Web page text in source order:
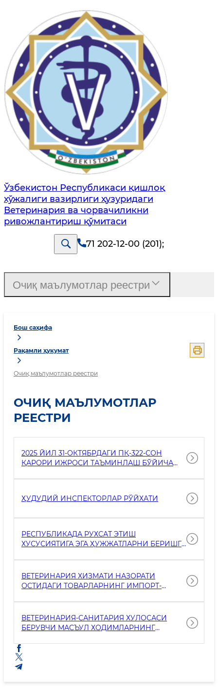
Ўзбекистон Республикаси қишлоқ
хўжалиги вазирлиги ҳузуридаги
Ветеринария ва чорвачиликни
ривожлантириш қўмитаси
71 202-12-00 (201);
Бош саҳифа
Рақамли ҳукумат
Очиқ маълумотлар реестри
ОЧИҚ МАЪЛУМОТЛАР
РЕЕСТРИ
2025 ЙИЛ 31-ОКТЯБРДАГИ ПҚ-322-СОН
ҚАРОРИ ИЖРОСИ ТАЪМИНЛАШ БЎЙИЧА
ҲУДУДИЙ ИНСПЕКТОРЛАР РЎЙХАТИ
РЕСПУБЛИКАДА РУХСАТ ЭТИШ
ХУСУСИЯТИГА ЭГА ҲУЖЖАТЛАРНИ БЕРИШГА
ҚАБУЛ ҚИЛАДИГАН ОРГАНЛАРНИНГ
ҲУДУДЛАР КЕСИМИ БЎЙИЧА МАСЪУЛ
ИНСПЕКТОРЛАР РЎЙХАТИ ТЎҒРИСИДА
МАЪЛУМОТ
ВЕТЕРИНАРИЯ ХИЗМАТИ НАЗОРАТИ
ОСТИДАГИ ТОВАРЛАРНИНГ ИМПОРТ-
СЕРТИФИКАТЛАРИНИ
РАСМИЙЛАШТИРИШДА ВАКОЛАТЛИ
ХОДИМЛАР
ВЕТЕРИНАРИЯ-САНИТАРИЯ ХУЛОСАСИ
БЕРУВЧИ МАСЪУЛ ХОДИМЛАРНИНГ
Очиқ маълумотлар реестри